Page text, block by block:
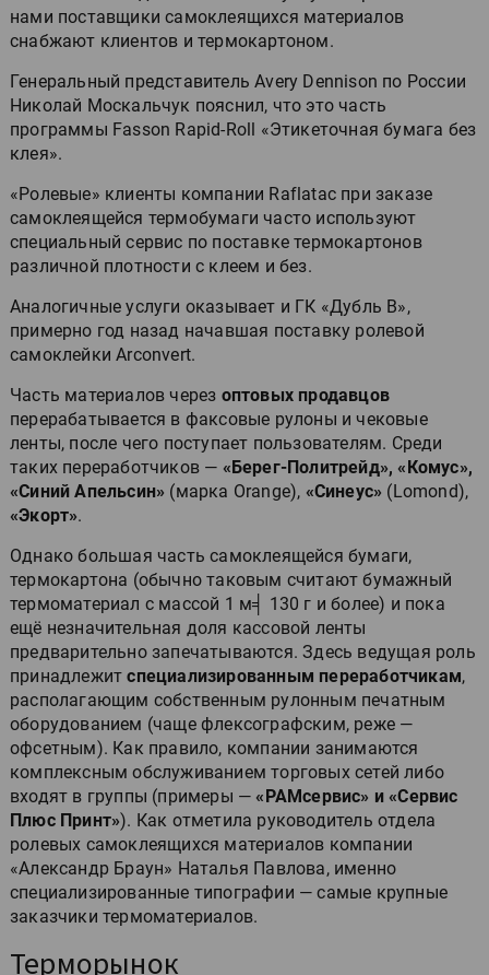
нами поставщики самоклеящихся материалов
снабжают клиентов и термокартоном.
Генеральный представитель Avery Dennison по России
Николай Москальчук пояснил, что это часть
программы Fasson Rapid-Roll «Этикеточная бумага без
клея».
«Ролевые» клиенты компании Raflatac при заказе
самоклеящейся термобумаги часто используют
специальный сервис по поставке термокартонов
различной плотности с клеем и без.
Аналогичные услуги оказывает и ГК «Дубль В»,
примерно год назад начавшая поставку ролевой
самоклейки Arconvert.
Часть материалов через оптовых продавцов
перерабатывается в факсовые рулоны и чековые
ленты, после чего поступает пользователям. Среди
таких переработчиков — «Берег-Политрейд», «Комус»,
«Синий Апельсин» (марка Orange), «Синеус» (Lomond),
«Экорт».
Однако большая часть самоклеящейся бумаги,
термокартона (обычно таковым считают бумажный
термоматериал с массой 1 м╡ 130 г и более) и пока
ещё незначительная доля кассовой ленты
предварительно запечатываются. Здесь ведущая роль
принадлежитспециализированным переработчикам,
располагающим собственным рулонным печатным
оборудованием (чаще флексографским, реже —
офсетным). Как правило, компании занимаются
комплексным обслуживанием торговых сетей либо
входят в группы (примеры — «РАМсервис» и «Сервис
Плюс Принт»). Как отметила руководитель отдела
ролевых самоклеящихся материалов компании
«Александр Браун» Наталья Павлова, именно
специализированные типографии — самые крупные
заказчики термоматериалов.
Терморынок